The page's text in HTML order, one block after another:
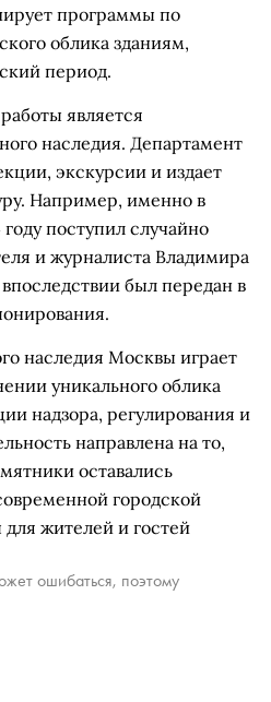
программы по
облика зданиям,
период.
является
наследия. Департамент
экскурсии и издает
Например, именно в
поступил случайно
и журналиста Владимира
был передан в
наследия Москвы играет
уникального облика
надзора, регулирования и
направлена на то,
оставались
городской
жителей и гостей
ошибаться, поэтому